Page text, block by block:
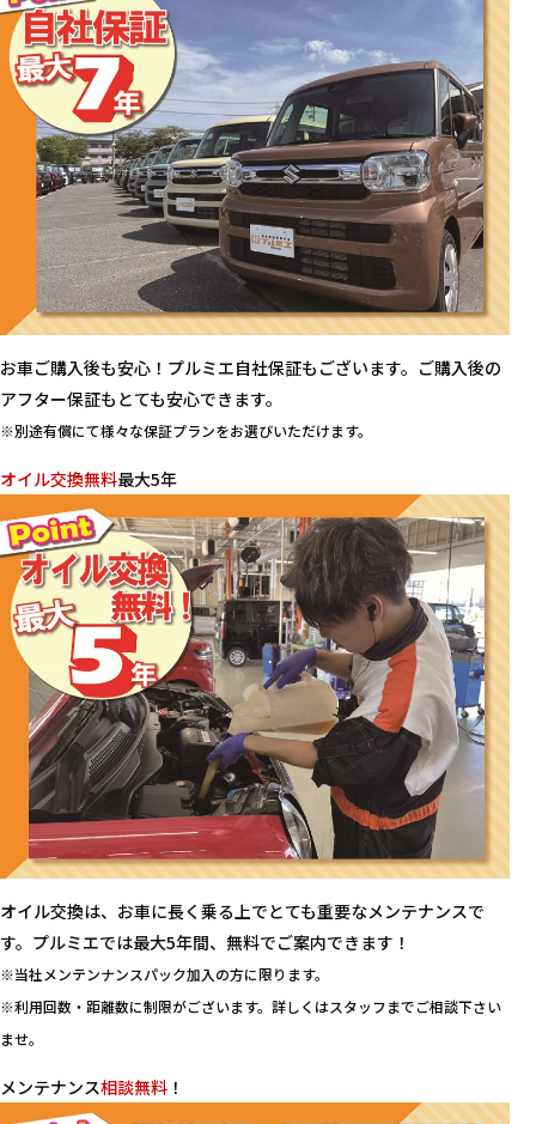
お車ご購入後も安心！プルミエ自社保証もございます。ご購入後の
アフター保証もとても安心できます。
※別途有償にて様々な保証プランをお選びいただけます。
オイル交換無料最大5年
オイル交換は、お車に長く乗る上でとても重要なメンテナンスで
す。プルミエでは最大5年間、無料でご案内できます！
※当社メンテンナンスパック加入の方に限ります。
※利用回数・距離数に制限がございます。詳しくはスタッフまでご相談下さい
ませ。
メンテナンス相談無料 ！